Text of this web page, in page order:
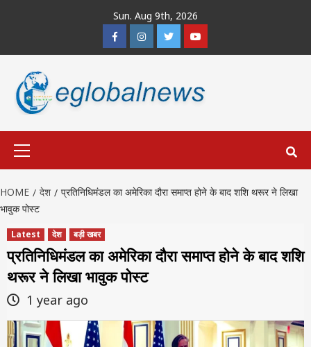
Sun. Aug 9th, 2026
FacebookInstagramTwitterYoutube
HOME देश
प्रतिनिधिमंडल का अमेरिका दौरा समाप्त होने के बाद शशि थरूर ने लिखा
भावुक पोस्ट
Latest देश बड़ी खबर
प्रतिनिधिमंडल का अमेरिका दौरा समाप्त होने के बाद शशि
थरूर ने लिखा भावुक पोस्ट
1 year ago